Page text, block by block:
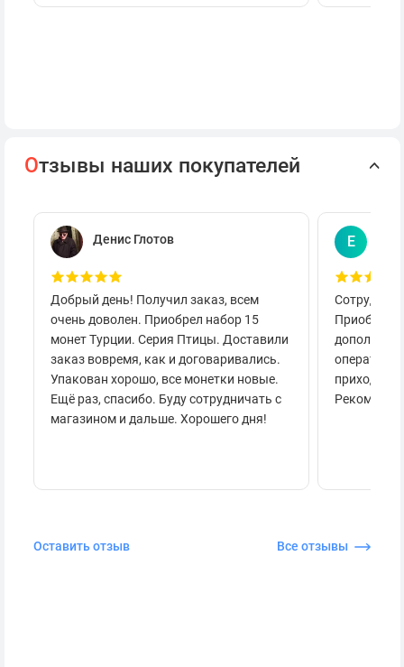
Отзывы наших покупателей
Денис Глотов
Добрый день! Получил заказ, всем
очень доволен. Приобрел набор 15
монет Турции. Серия Птицы. Доставили
заказ вовремя, как и договаривались.
Упакован хорошо, все монетки новые.
Ещё раз, спасибо. Буду сотрудничать с
магазином и дальше. Хорошего дня!
Е
приходило
Оставить отзыв Все отзывы